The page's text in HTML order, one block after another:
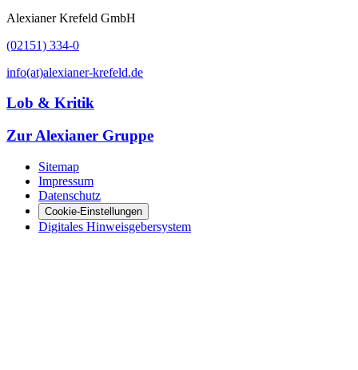
Alexianer Krefeld GmbH
(02151) 334-0
info(at)alexianer-krefeld.de
Lob & Kritik
Zur Alexianer Gruppe
Sitemap
Impressum
Datenschutz
Cookie-Einstellungen
Digitales Hinweisgebersystem